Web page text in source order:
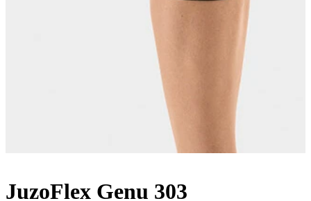
JuzoFlex Genu 303